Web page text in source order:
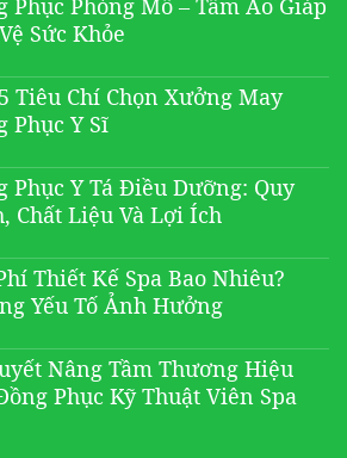
Phục Phòng Mổ – Tấm Áo Giáp
Sức Khỏe
Tiêu Chí Chọn Xưởng May
Phục Y Sĩ
Phục Y Tá Điều Dưỡng: Quy
Chất Liệu Và Lợi Ích
Thiết Kế Spa Bao Nhiêu?
Yếu Tố Ảnh Hưởng
Nâng Tầm Thương Hiệu
Phục Kỹ Thuật Viên Spa